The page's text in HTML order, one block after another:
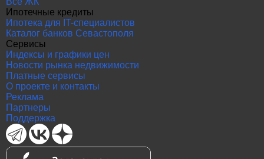
Ипотечные кредиты
Ипотека для IT-специалистов
Каталог банков Севастополя
Сервисы
Индексы и графики цен
Новости рынка недвижимости
Платные сервисы
О проекте и контакты
Реклама
Партнеры
Поддержка